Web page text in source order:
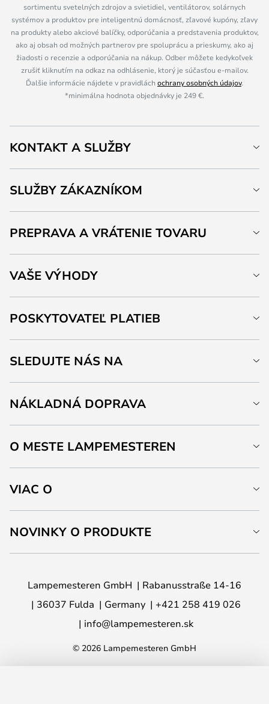
sortimentu svetelných zdrojov a svietidiel, ventilátorov, solárnych
systémov a produktov pre inteligentnú domácnosť, zľavové kupóny, zľavy
na produkty alebo akciové balíčky, odporúčania a predstavenia produktov,
ako aj obsah od možných partnerov pre spoluprácu a prieskumy, ako aj
žiadosti o recenzie a odporúčania na nákup. Odber môžete kedykoľvek
zrušiť kliknutím na odkaz na odhlásenie, ktorý je súčasťou e-mailov.
Ďalšie informácie nájdete v pravidláchochrany osobných údajov.
*minimálna hodnota objednávky je 249 €.
KONTAKT A SLUŽBY
SLUŽBY ZÁKAZNÍKOM
PREPRAVA A VRÁTENIE TOVARU
VAŠE VÝHODY
POSKYTOVATEĽ PLATIEB
SLEDUJTE NÁS NA
NÁKLADNÁ DOPRAVA
O MESTE LAMPEMESTEREN
VIAC O
NOVINKY O PRODUKTE
Lampemesteren GmbH
Rabanusstraße 14-16
36037 Fulda
Germany
+421 258 419 026
info@lampemesteren.sk
© 2026 Lampemesteren GmbH